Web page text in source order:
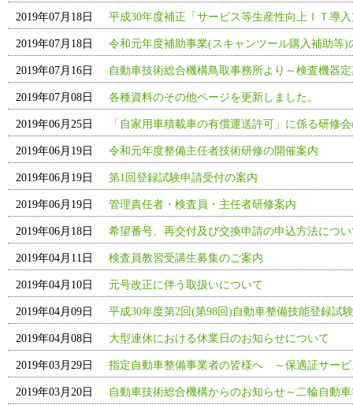
2019年07月18日 平成30年度補正「サービス等生産性向上ＩＴ導
2019年07月18日 令和元年度補助事業(スキャンツール購入補助等)
2019年07月16日 自動車技術総合機構鳥取事務所より～検査機器
2019年07月08日 各種資料のその他ページを更新しました。
2019年06月25日 「自家用車積載車の有償運送許可」に係る研修
2019年06月19日 令和元年度整備主任者技術研修の開催案内
2019年06月19日 第1回登録試験申請受付の案内
2019年06月19日 管理責任者・検査員・主任者研修案内
2019年06月18日 希望番号、再交付及び交換申請の申込方法につ
2019年04月11日 検査員教習受講生募集のご案内
2019年04月10日 元号改正に伴う取扱いについて
2019年04月09日 平成30年度第2回(第98回)自動車整備技能登録試
2019年04月08日 大型連休における休業日のお知らせについて
2019年03月29日 指定自動車整備事業者の皆様へ ～保適証サー
2019年03月20日 自動車技術総合機構からのお知らせ～二輪自動